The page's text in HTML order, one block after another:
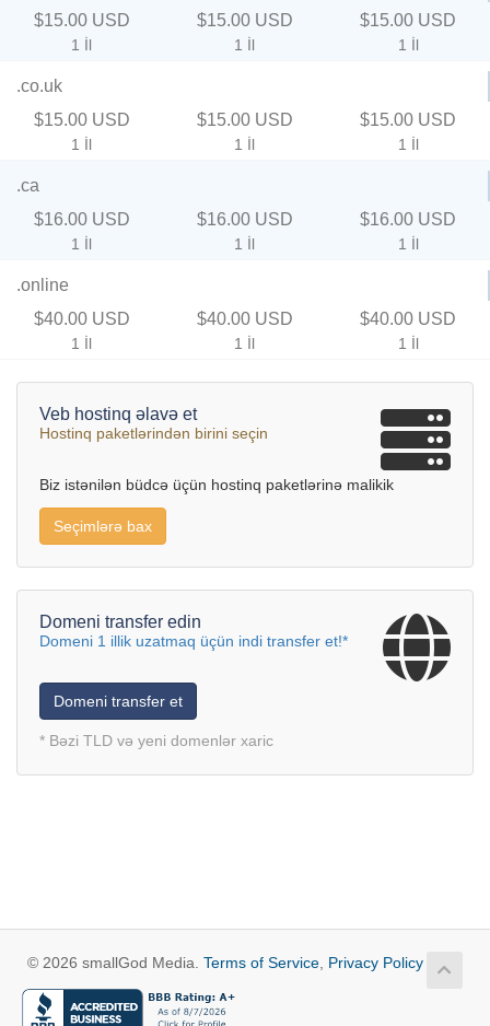
$15.00 USD
1 İl
$15.00 USD
1 İl
$15.00 USD
1 İl
.co.uk
$15.00 USD
1 İl
$15.00 USD
1 İl
$15.00 USD
1 İl
.ca
$16.00 USD
1 İl
$16.00 USD
1 İl
$16.00 USD
1 İl
.online
$40.00 USD
1 İl
$40.00 USD
1 İl
$40.00 USD
1 İl
Veb hostinq əlavə et
Hostinq paketlərindən birini seçin
Biz istənilən büdcə üçün hostinq paketlərinə malikik
Seçimlərə bax
Domeni transfer edin
Domeni 1 illik uzatmaq üçün indi transfer et!*
Domeni transfer et
* Bəzi TLD və yeni domenlər xaric
© 2026 smallGod Media. Terms of Service Privacy Policy